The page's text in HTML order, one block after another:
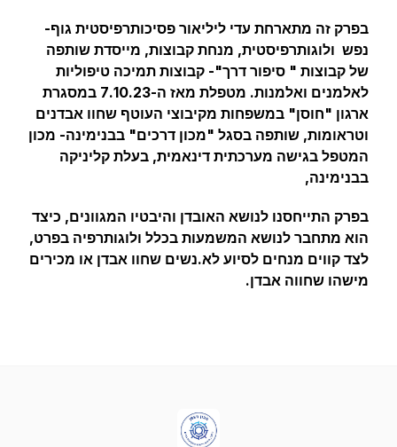
בפרק זה מתארחת עדי ליליאור פסיכותרפיסטית גוף-
נפש ולוגותרפיסטית, מנחת קבוצות, מייסדת שותפה
של קבוצות " סיפור דרך"- קבוצות תמיכה טיפוליות
לאלמנים ואלמנות. מטפלת מאז ה-7.10.23 במסגרת
ארגון "חוסן" במשפחות מקיבוצי העוטף שחוו אבדנים
וטראומות, שותפה בסגל "מכון דרכים" בבנימינה- מכון
המטפל בגישה מערכתית דינאמית, בעלת קליניקה
בבנימינה,
בפרק התייחסנו לנושא האובדן והיבטיו המגוונים, כיצד
הוא מתחבר לנושא המשמעות בכלל ולוגותרפיה בפרט,
לצד קווים מנחים לסיוע לא.נשים שחוו אבדן או מכירים
מישהו שחווה אבדן.